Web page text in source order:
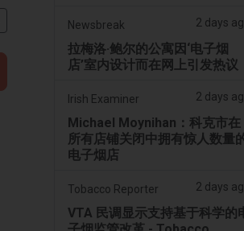
Newsbreak 2 days
拉梅洛·鲍尔的公寓因‘电子烟
店’室内设计而在网上引发热议
Irish Examiner 2 days
Michael Moynihan：科克市在
所有店铺关闭中拥有惊人数量
电子烟店
Tobacco Reporter 2 days
VTA 民调显示支持基于科学的